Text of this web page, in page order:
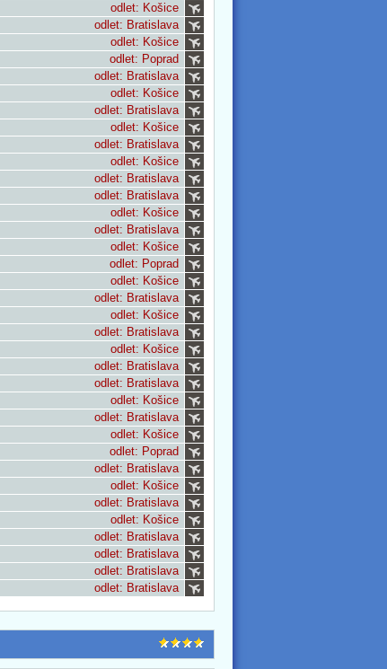
odlet: Košice
odlet: Bratislava
odlet: Košice
odlet: Poprad
odlet: Bratislava
odlet: Košice
odlet: Bratislava
odlet: Košice
odlet: Bratislava
odlet: Košice
odlet: Bratislava
odlet: Bratislava
odlet: Košice
odlet: Bratislava
odlet: Košice
odlet: Poprad
odlet: Košice
odlet: Bratislava
odlet: Košice
odlet: Bratislava
odlet: Košice
odlet: Bratislava
odlet: Bratislava
odlet: Košice
odlet: Bratislava
odlet: Košice
odlet: Poprad
odlet: Bratislava
odlet: Košice
odlet: Bratislava
odlet: Košice
odlet: Bratislava
odlet: Bratislava
odlet: Bratislava
odlet: Bratislava